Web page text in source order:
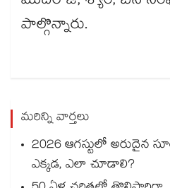
పాల్గొన్నారు.
మరిన్ని వార్తలు
2026 ఆగస్టులో అరుదైన
ఎక్కడ, ఎలా చూడాలి?